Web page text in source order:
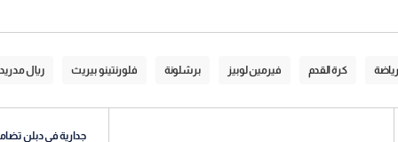
رياضة كرة القدم فيرمين لوبيز برشلونة فلورنتينو بيريث ريال مدريد
جدارية في دبلن